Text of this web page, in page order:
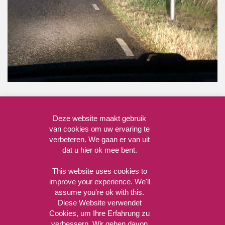
Deze website maakt gebruik
van cookies om uw ervaring te
verbeteren. We gaan er van uit
dat u hier ok mee bent.
This website uses cookies to
improve your experience. We'll
assume you're ok with this.
Diese Website verwendet
Cookies, um Ihre Erfahrung zu